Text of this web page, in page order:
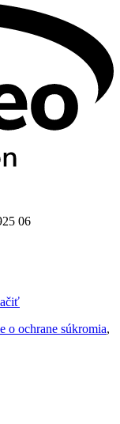
06
o ochrane súkromia,